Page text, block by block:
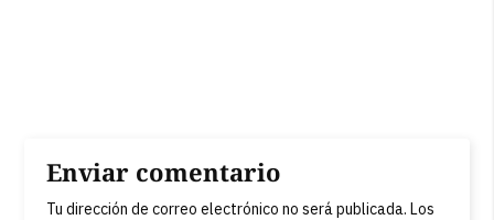
Enviar comentario
Tu dirección de correo electrónico no será publicada. Los